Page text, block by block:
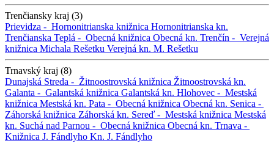
Trenčiansky kraj (3)
Prievidza - Hornonitrianska knižnica Hornonitrianska kn.
Trenčianska Teplá - Obecná knižnica Obecná kn. Trenčín - Verejná
knižnica Michala Rešetku Verejná kn. M. Rešetku
Trnavský kraj (8)
Dunajská Streda - Žitnoostrovská knižnica Žitnoostrovská kn.
Galanta - Galantská knižnica Galantská kn. Hlohovec - Mestská
knižnica Mestská kn. Pata - Obecná knižnica Obecná kn. Senica -
Záhorská knižnica Záhorská kn. Sereď - Mestská knižnica Mestská
kn. Suchá nad Parnou - Obecná knižnica Obecná kn. Trnava -
Knižnica J. Fándlyho Kn. J. Fándlyho